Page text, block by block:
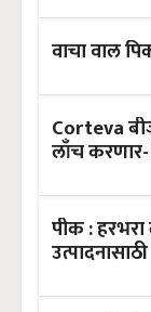
वाचा वाल
Corteva
लाँच करणार-
पीक : हरभरा
उत्पादनासाठी